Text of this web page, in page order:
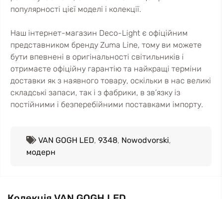
популярності цієї моделі і колекції.
Наш інтернет-магазин Deco-Light є офіційним
представником бренду Zuma Line, тому ви можете
бути впевнені в оригінальності світильників і
отримаєте офіційну гарантію та найкращі терміни
доставки як з наявного товару, оскільки в нас великі
складські запаси, так і з фабрики, в зв’язку із
постійними і безперебійними поставками імпорту.
VAN GOGH LED, 9348, Nowodvorski,
модерн